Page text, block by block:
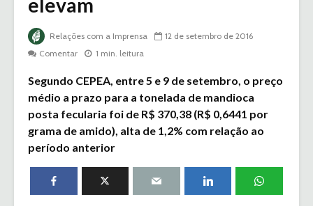
elevam
Relações com a Imprensa
12 de setembro de 2016
Comentar
1 min. leitura
Segundo CEPEA, entre 5 e 9 de setembro, o preço
médio a prazo para a tonelada de mandioca
posta fecularia foi de R$ 370,38 (R$ 0,6441 por
grama de amido), alta de 1,2% com relação ao
período anterior